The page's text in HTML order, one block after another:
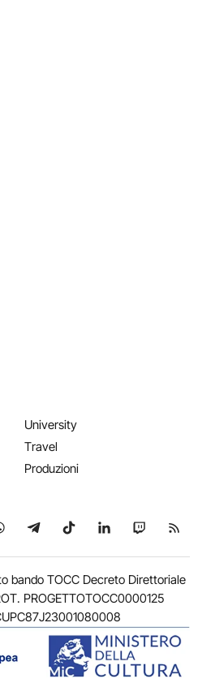
University
Travel
Produzioni
YouTube
su WhatsApp
Seguici su Telegram
Seguici su TikTok
Seguici su
Seguici
bando TOCC Decreto Direttoriale
PROGETTOTOCC0000125